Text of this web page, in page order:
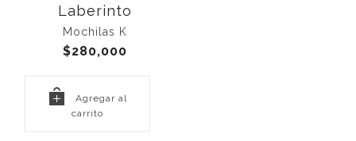
Laberinto
Mochilas K
$280,000
Agregar al
carrito